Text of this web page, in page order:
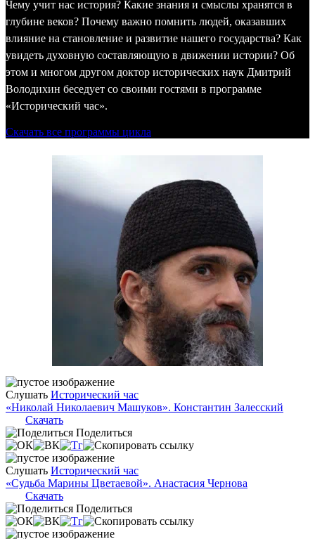
Чему учит нас история? Какие знания и смыслы хранятся в
глубине веков? Почему важно помнить людей, оказавших
влияние на становление и развитие нашего государства? Как
увидеть духовную составляющую в движении истории? Об
этом и многом другом доктор исторических наук Дмитрий
Володихин беседует со своими гостями в программе
«Исторический час».
Скачать все программы цикла
Слушать Исторический час
«Николай Николаевич Машуков». Константин Залесский
Скачать
Поделиться
Слушать Исторический час
«Судьба Марины Цветаевой». Анастасия Чернова
Скачать
Поделиться